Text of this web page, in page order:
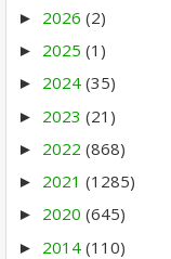
► 2026 (2)
► 2025 (1)
► 2024 (35)
► 2023 (21)
► 2022 (868)
► 2021 (1285)
► 2020 (645)
► 2014 (110)